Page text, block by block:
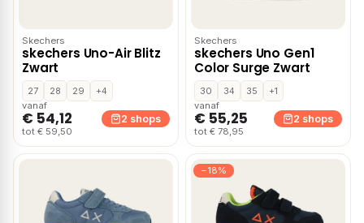
Skechers
skechers Uno-Air Blitz
Zwart
27 28 29
+4
vanaf
€ 54,12
tot € 59,50
2 shops
Skechers
skechers Uno Gen1
Color Surge Zwart
30 34 35
+1
vanaf
€ 55,25
tot € 78,95
2 shops
−18%